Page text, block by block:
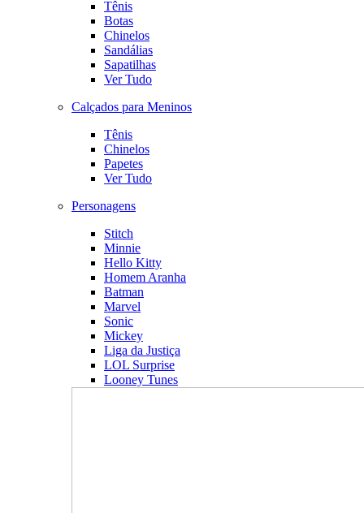
Tênis
Botas
Chinelos
Sandálias
Sapatilhas
Ver Tudo
Calçados para Meninos
Tênis
Chinelos
Papetes
Ver Tudo
Personagens
Stitch
Minnie
Hello Kitty
Homem Aranha
Batman
Marvel
Sonic
Mickey
Liga da Justiça
LOL Surprise
Looney Tunes